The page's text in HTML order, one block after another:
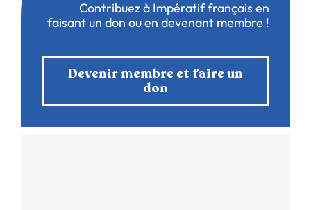
Contribuez à Impératif français en
faisant un don ou en devenant membre !
Devenir membre et faire un
don